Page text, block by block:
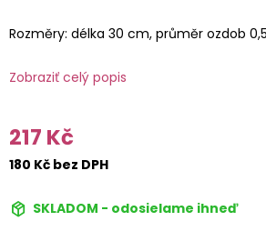
Rozměry: délka 30 cm, průměr ozdob
Zobraziť celý popis
217 Kč
180 Kč bez DPH
SKLADOM - odosielame ihneď